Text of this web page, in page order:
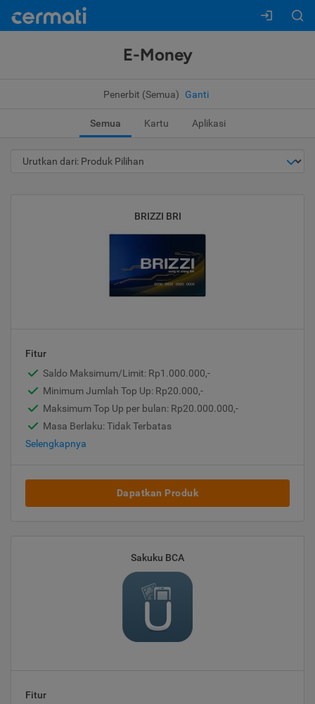
E-Money
Penerbit (Semua) Ganti
Semua Kartu Aplikasi
BRIZZI BRI
Fitur
Saldo Maksimum/Limit: Rp1.000.000,-
Minimum Jumlah Top Up: Rp20.000,-
Maksimum Top Up per bulan: Rp20.000.000,-
Masa Berlaku: Tidak Terbatas
Selengkapnya
Dapatkan Produk
Sakuku BCA
Fitur